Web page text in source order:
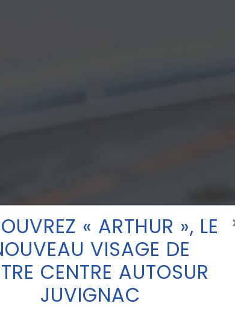
« ARTHUR », LE
VISAGE DE
CENTRE AUTOSUR
JUVIGNAC